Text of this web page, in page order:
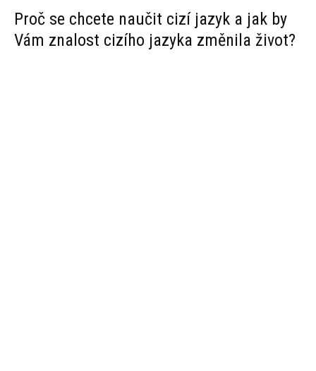
Proč se chcete naučit cizí jazyk a jak by
Vám znalost cizího jazyka změnila život?